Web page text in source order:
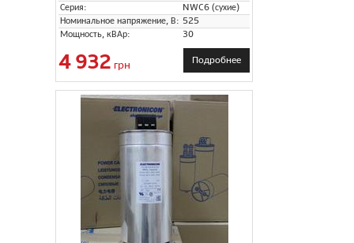
Серия:
NWC6 (сухие)
Номинальное напряжение, В: 525
Мощность, кВАр:
30
4 932 грн Подробнее